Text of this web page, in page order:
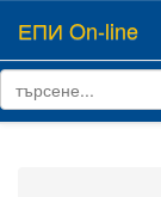
ЕПИ On-line